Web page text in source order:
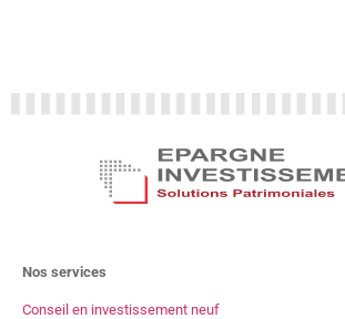
Nos services
Conseil en investissement neuf